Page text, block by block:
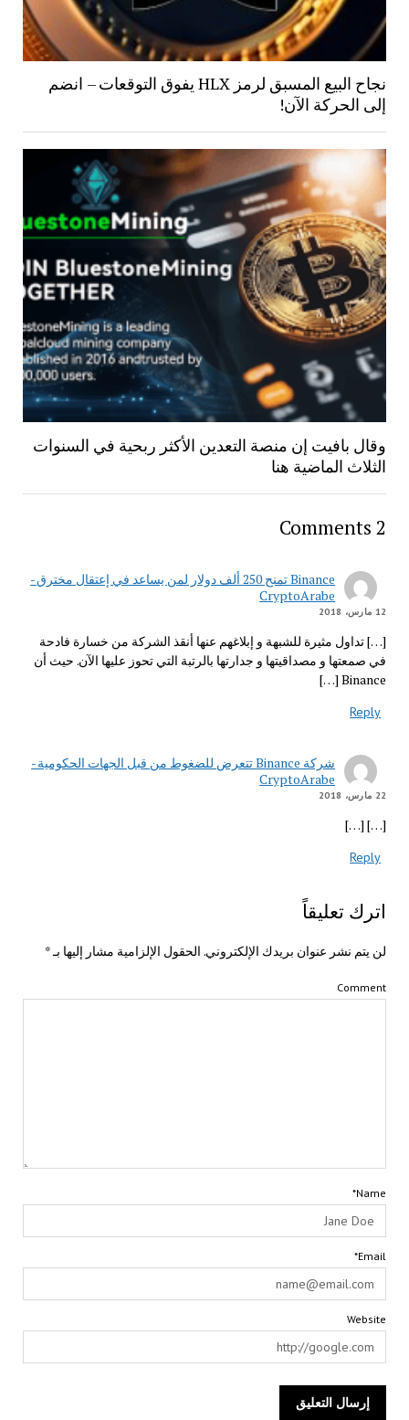
نجاح البيع المسبق لرمز HLX يفوق التوقعات – انضم
إلى الحركة الآن!
وقال بافيت إن منصة التعدين الأكثر ربحية في السنوات
الثلاث الماضية هنا
2 Comments
Binance تمنح 250 ألف دولار لمن يساعد في إعتقال مخترق -
CryptoArabe
12 مارس، 2018
[…] تداول مثيرة للشبهة و إبلاغهم عنها أنقذ الشركة من خسارة فادحة
في صمعتها و مصداقيتها و جدارتها بالرتبة التي تحوز عليها الآن. حيث أن
Binance […]
Reply
شركة Binance تتعرض للضغوط من قبل الجهات الحكومية -
CryptoArabe
22 مارس، 2018
[…] […]
Reply
اترك تعليقاً
لن يتم نشر عنوان بريدك الإلكتروني. الحقول الإلزامية مشار إليها بـ*
Comment
Name*
Email*
Website